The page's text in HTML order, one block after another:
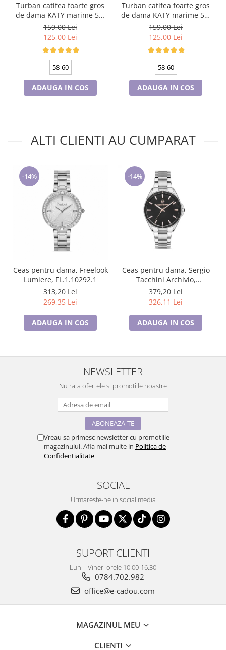
Turban catifea foarte gros
de dama KATY marime 58-
60, captuseala polar,
culoare bleomarin
159,00 Lei
125,00 Lei
58-60
ADAUGA IN COS
Turban catifea foarte gros
de dama KATY marime 58-
60, captuseala polar,
culoare verde emerald
159,00 Lei
125,00 Lei
58-60
ADAUGA IN COS
ALTI CLIENTI AU CUMPARAT
-14%
Ceas pentru dama, Freelook
Lumiere, FL.1.10292.1
313,20 Lei
269,35 Lei
ADAUGA IN COS
-14%
Ceas pentru dama, Sergio
Tacchini Archivio,
ST.1.10365.1
379,20 Lei
326,11 Lei
ADAUGA IN COS
NEWSLETTER
Nu rata ofertele si promotiile noastre
Vreau sa primesc newsletter cu promotiile
magazinului. Afla mai multe in Politica de
Confidentialitate
SOCIAL
Urmareste-ne in social media
SUPORT CLIENTI
Luni - Vineri orele 10.00-16.30
0784.702.982
office@e-cadou.com
MAGAZINUL MEU
CLIENTI